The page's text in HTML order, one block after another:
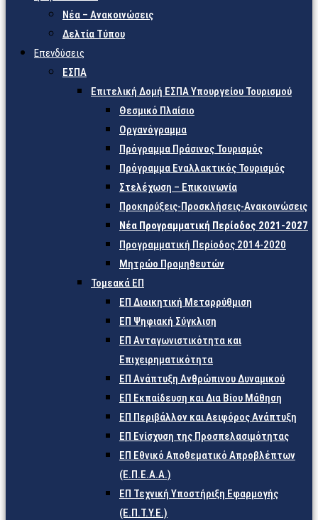
Νέα – Ανακοινώσεις
Δελτία Τύπου
Επενδύσεις
ΕΣΠΑ
Επιτελική Δομή ΕΣΠΑ Υπουργείου Τουρισμού
Θεσμικό Πλαίσιο
Οργανόγραμμα
Πρόγραμμα Πράσινος Τουρισμός
Πρόγραμμα Εναλλακτικός Τουρισμός
Στελέχωση – Επικοινωνία
Προκηρύξεις-Προσκλήσεις-Ανακοινώσεις
Νέα Προγραμματική Περίοδος 2021-2027
Προγραμματική Περίοδος 2014-2020
Μητρώο Προμηθευτών
Τομεακά ΕΠ
ΕΠ Διοικητική Μεταρρύθμιση
ΕΠ Ψηφιακή Σύγκλιση
ΕΠ Ανταγωνιστικότητα και
Επιχειρηματικότητα
ΕΠ Ανάπτυξη Ανθρώπινου Δυναμικού
ΕΠ Εκπαίδευση και Δια Βίου Μάθηση
ΕΠ Περιβάλλον και Αειφόρος Ανάπτυξη
ΕΠ Ενίσχυση της Προσπελασιμότητας
ΕΠ Εθνικό Αποθεματικό Απροβλέπτων
(Ε.Π.Ε.Α.Α.)
ΕΠ Τεχνική Υποστήριξη Εφαρμογής
(Ε.Π.Τ.Υ.Ε.)